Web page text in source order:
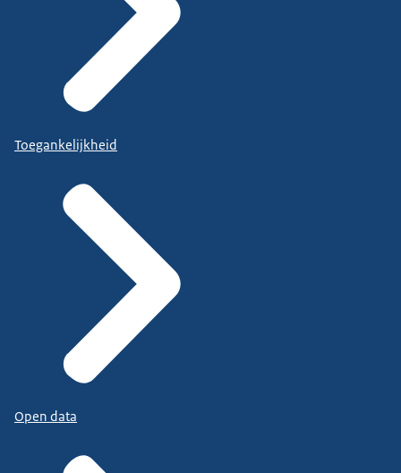
Toegankelijkheid
Open data